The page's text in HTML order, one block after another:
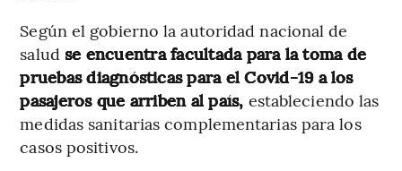
Según el gobierno la autoridad nacional de
salud se encuentra facultada para la toma de
pruebas diagnósticas para el Covid-19 a los
pasajeros que arriben al país, estableciendo las
medidas sanitarias complementarias para los
casos positivos.